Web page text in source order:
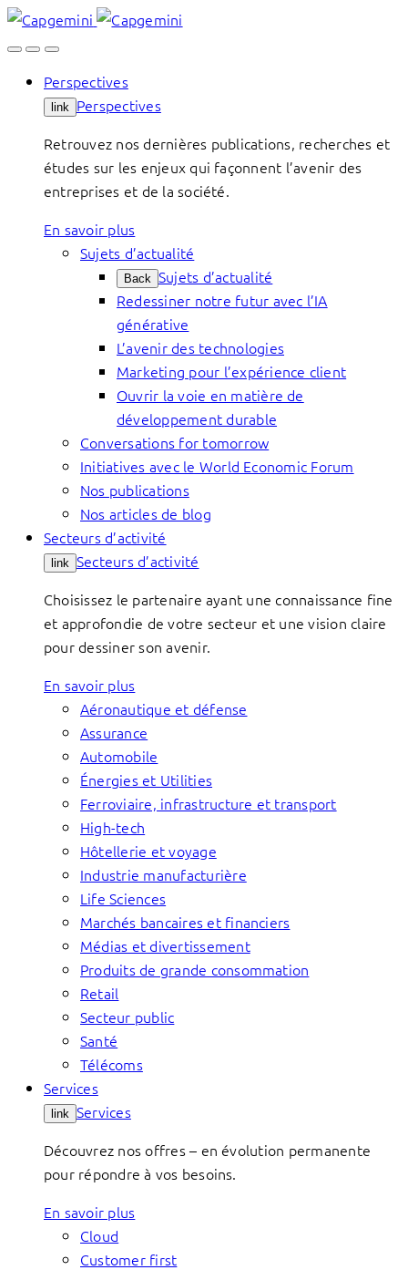
Skip
to
Perspectives
link Perspectives
Retrouvez nos dernières publications, recherches et
études sur les enjeux qui façonnent l’avenir des
entreprises et de la société.
En savoir plus
Sujets d’actualité
Back Sujets d’actualité
Redessiner notre futur avec l’IA
générative
L’avenir des technologies
Marketing pour l’expérience client
Ouvrir la voie en matière de
développement durable
Conversations for tomorrow
Initiatives avec le World Economic Forum
Nos publications
Nos articles de blog
Secteurs d’activité
link Secteurs d’activité
Choisissez le partenaire ayant une connaissance fine
et approfondie de votre secteur et une vision claire
pour dessiner son avenir.
En savoir plus
Aéronautique et défense
Assurance
Automobile
Énergies et Utilities
Ferroviaire, infrastructure et transport
High-tech
Hôtellerie et voyage
Industrie manufacturière
Life Sciences
Marchés bancaires et financiers
Médias et divertissement
Produits de grande consommation
Retail
Secteur public
Santé
Télécoms
Services
link Services
Découvrez nos offres – en évolution permanente
pour répondre à vos besoins.
En savoir plus
Cloud
Customer first